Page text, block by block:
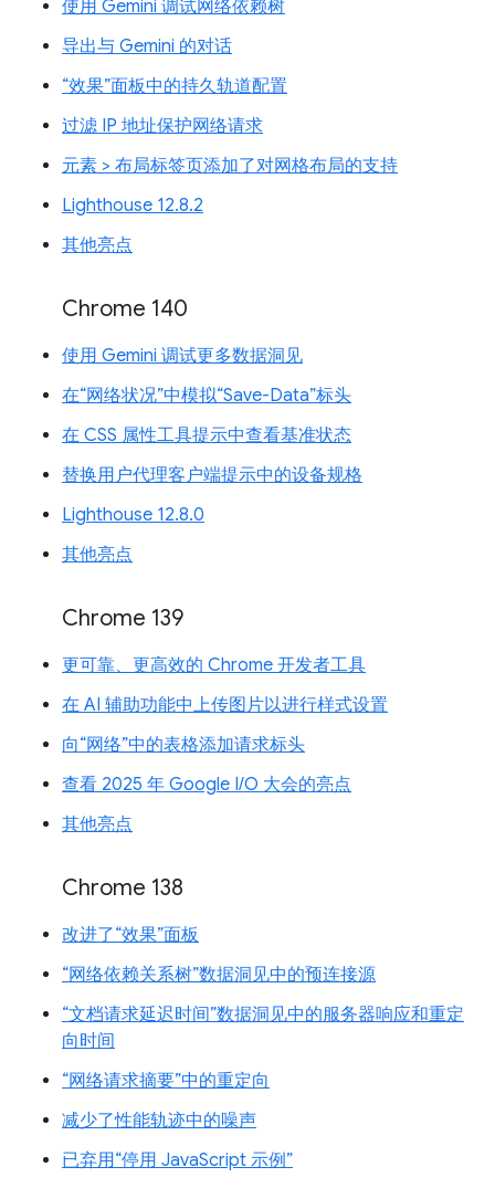
使用 Gemini 调试网络依赖树
导出与 Gemini 的对话
“效果”面板中的持久轨道配置
过滤 IP 地址保护网络请求
元素 > 布局标签页添加了对网格布局的支持
Lighthouse 12.8.2
其他亮点
Chrome 140
使用 Gemini 调试更多数据洞见
在“网络状况”中模拟“Save-Data”标头
在 CSS 属性工具提示中查看基准状态
替换用户代理客户端提示中的设备规格
Lighthouse 12.8.0
其他亮点
Chrome 139
更可靠、更高效的 Chrome 开发者工具
在 AI 辅助功能中上传图片以进行样式设置
向“网络”中的表格添加请求标头
查看 2025 年 Google I/O 大会的亮点
其他亮点
Chrome 138
改进了“效果”面板
“网络依赖关系树”数据洞见中的预连接源
“文档请求延迟时间”数据洞见中的服务器响应和重定
向时间
“网络请求摘要”中的重定向
减少了性能轨迹中的噪声
已弃用“停用 JavaScript 示例”